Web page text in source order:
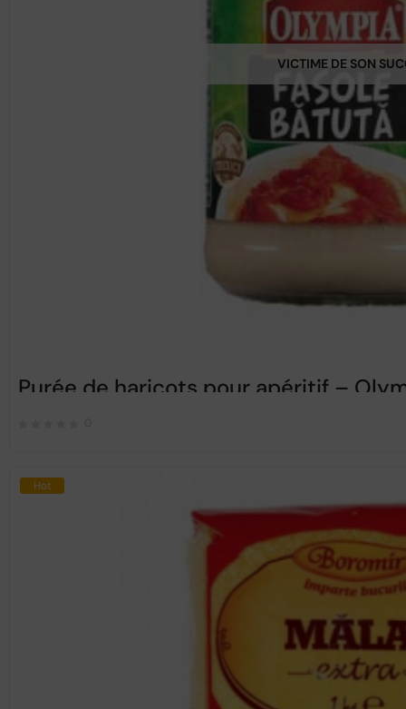
VICTIME DE SON
Purée de haricots pour apéritif –
Hot